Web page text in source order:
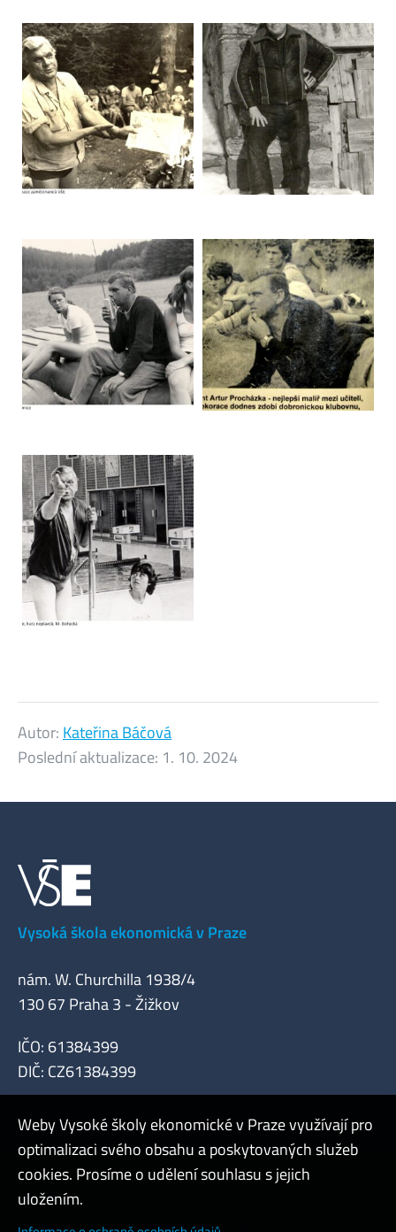
Autor: Kateřina Báčová
Poslední aktualizace: 1. 10. 2024
Vysoká škola ekonomická v Praze
nám. W. Churchilla 1938/4
130 67 Praha 3 - Žižkov
IČO: 61384399
DIČ: CZ61384399
Admin
Weby Vysoké školy ekonomické v Praze využívají pro
optimalizaci svého obsahu a poskytovaných služeb
cookies. Prosíme o udělení souhlasu s jejich
uložením.